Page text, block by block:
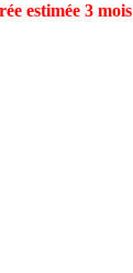
estimée 3 mois